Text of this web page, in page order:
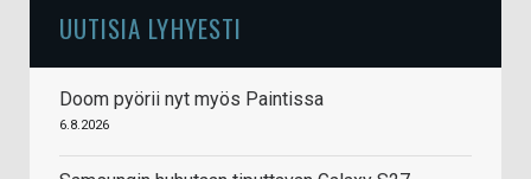
UUTISIA LYHYESTI
Doom pyörii nyt myös Paintissa
6.8.2026